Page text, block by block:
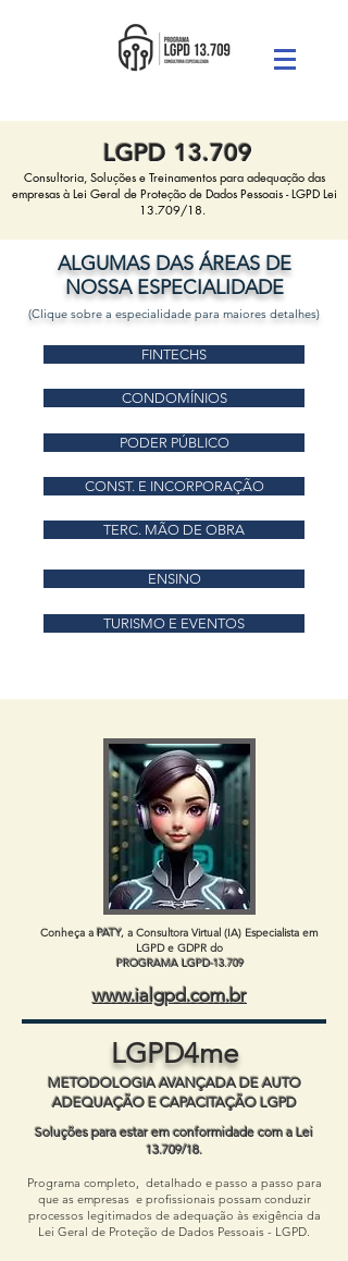
LGPD 13.709
Consultoria, Soluções e Treinamentos para adequação das
empresas à Lei Geral de Proteção de Dados Pessoais -LGPD Lei
13.709/18.
ALGUMAS DAS ÁREAS DE
NOSSA ESPECIALIDADE
(Clique sobre a especialidade para maiores detalhes)
FINTECHS
CONDOMÍNIOS
PODER PÚBLICO
CONST. E INCORPORAÇÃO
TERC. MÃO DE OBRA
ENSINO
TURISMO E EVENTOS
Conheça a PATY, a Consultora Virtual (IA) Especialista em
LGPD e GDPR do
PROGRAMA LGPD-13.709
www.ialgpd.com.br
LGPD4me
METODOLOGIA AVANÇADA DE AUTO
ADEQUAÇÃO E CAPACITAÇÃO LGPD
Soluções para estar em conformidade com a Lei
13.709/18.
Programa completo, detalhado e passo a passo para
que as empresas e profissionais possam conduzir
processos legitimados de adequação às exigência da
Lei Geral de Proteção de Dados Pessoais - LGPD.